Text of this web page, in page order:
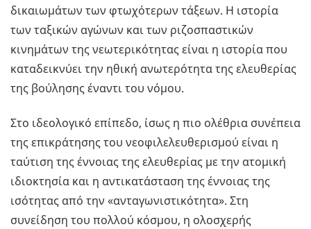
δικαιωμάτων των φτωχότερων τάξεων. Η ιστορία
των ταξικών αγώνων και των ριζοσπαστικών
κινημάτων της νεωτερικότητας είναι η ιστορία που
καταδεικνύει την ηθική ανωτερότητα της ελευθερίας
της βούλησης έναντι του νόμου.
Στο ιδεολογικό επίπεδο, ίσως η πιο ολέθρια συνέπεια
της επικράτησης του νεοφιλελευθερισμού είναι η
ταύτιση της έννοιας της ελευθερίας με την ατομική
ιδιοκτησία και η αντικατάσταση της έννοιας της
ισότητας από την «ανταγωνιστικότητα». Στη
συνείδηση του πολλού κόσμου, η ολοσχερής